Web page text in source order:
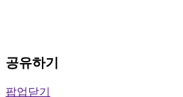
공유하기
팝업닫기